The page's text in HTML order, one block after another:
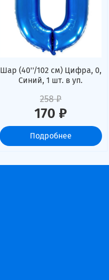
Шар (40''/102 см) Цифра, 0,
Синий, 1 шт. в уп.
258 ₽
170 ₽
Подробнее